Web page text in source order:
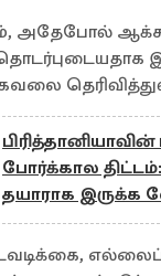
அதேபோல்
தொடர்புடையதாக
பிரித்தானியாவின்
போர்க்கால
தயாராக இருக்க
எச்சரிக்கை
எல்லைப்